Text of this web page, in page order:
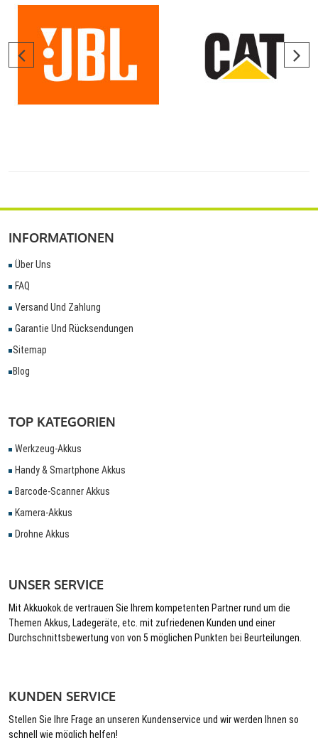
INFORMATIONEN
Über Uns
FAQ
Versand Und Zahlung
Garantie Und Rücksendungen
Sitemap
Blog
TOP KATEGORIEN
Werkzeug-Akkus
Handy & Smartphone Akkus
Barcode-Scanner Akkus
Kamera-Akkus
Drohne Akkus
UNSER SERVICE
Mit Akkuokok.de vertrauen Sie Ihrem kompetenten Partner rund um die
Themen Akkus, Ladegeräte, etc. mit zufriedenen Kunden und einer
Durchschnittsbewertung von von 5 möglichen Punkten bei Beurteilungen.
KUNDEN SERVICE
Stellen Sie Ihre Frage an unseren Kundenservice und wir werden Ihnen so
schnell wie möglich helfen!